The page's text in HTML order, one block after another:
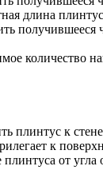
длина
количество
плинтус к
к
от угла